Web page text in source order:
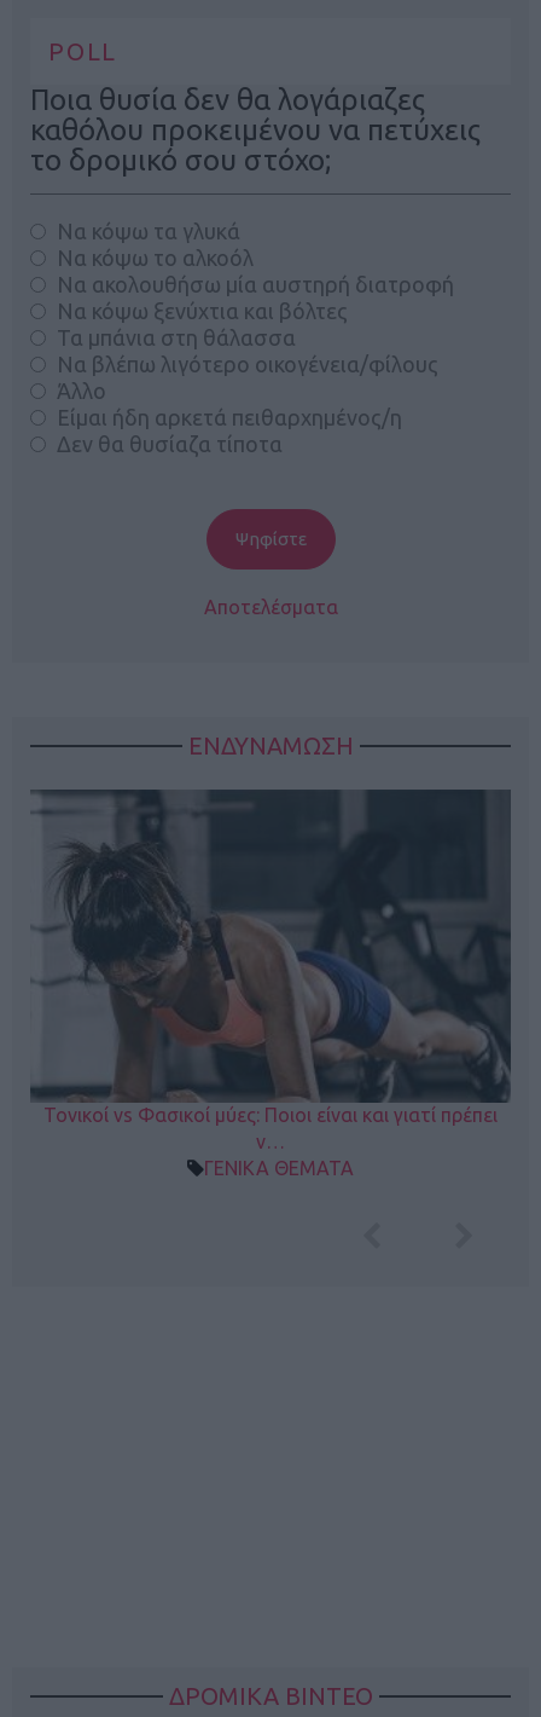
POLL
Ποια θυσία δεν θα λογάριαζες
καθόλου προκειμένου να πετύχεις
το δρομικό σου στόχο;
Να κόψω τα γλυκά
Να κόψω το αλκοόλ
Να ακολουθήσω μία αυστηρή διατροφή
Να κόψω ξενύχτια και βόλτες
Τα μπάνια στη θάλασσα
Να βλέπω λιγότερο οικογένεια/φίλους
Άλλο
Είμαι ήδη αρκετά πειθαρχημένος/η
Δεν θα θυσίαζα τίποτα
Αποτελέσματα
ΕΝΔΥΝΑΜΩΣΗ
Τονικοί vs Φασικοί μύες: Ποιοι είναι και γιατί πρέπει
ν…
ΓΕΝΙΚΑ ΘΕΜΑΤΑ
ΔΡΟΜΙΚΑ ΒΙΝΤΕΟ